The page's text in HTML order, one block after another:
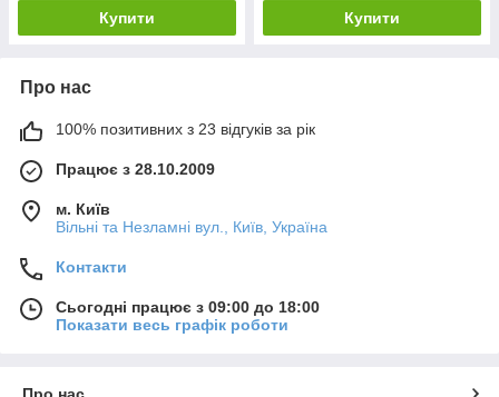
Купити Купити
Про нас
100% позитивних з 23 відгуків за рік
Працює з 28.10.2009
м. Київ
Вільні та Незламні вул., Київ, Україна
Контакти
Сьогодні працює з 09:00 до 18:00
Показати весь графік роботи